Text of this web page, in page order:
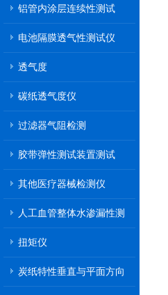
铝管内涂层连续性测试
电池隔膜透气性测试仪
透气度
碳纸透气度仪
过滤器气阻检测
胶带弹性测试装置测试
其他医疗器械检测仪
人工血管整体水渗漏性测
扭矩仪
炭纸特性垂直与平面方向